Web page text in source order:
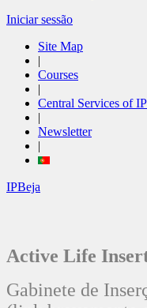
Iniciar sessão
Site Map
|
Courses
|
Central Services of
|
Newsletter
|
IPBeja
Active Life
Gabinete de